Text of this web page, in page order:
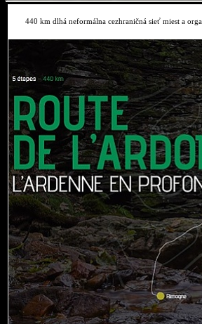
440 km dlhá neformálna cezhraničná sieť miest a